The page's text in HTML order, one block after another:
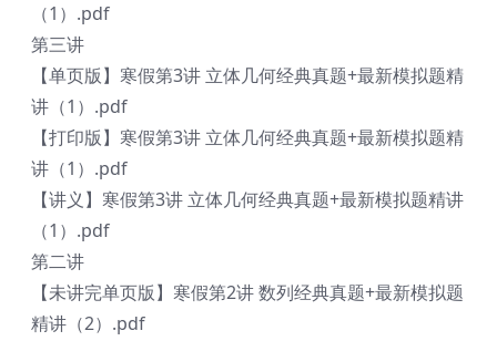
（1）.pdf
第三讲
【单页版】寒假第3讲 立体几何经典真题+最新模拟题精
讲（1）.pdf
【打印版】寒假第3讲 立体几何经典真题+最新模拟题精
讲（1）.pdf
【讲义】寒假第3讲 立体几何经典真题+最新模拟题精讲
（1）.pdf
第二讲
【未讲完单页版】寒假第2讲 数列经典真题+最新模拟题
精讲（2）.pdf